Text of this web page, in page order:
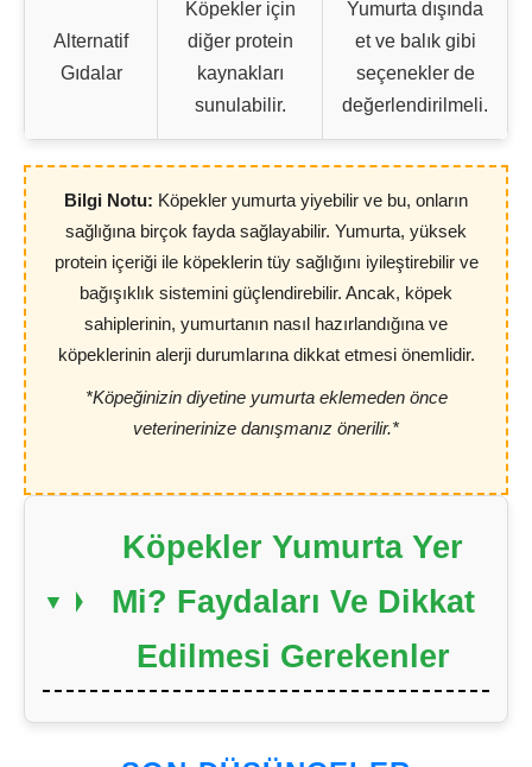
Alternatif
Gıdalar
Köpekler için
diğer protein
kaynakları
sunulabilir.
Yumurta dışında
et ve balık gibi
seçenekler de
değerlendirilmeli.
Bilgi Notu: Köpekler yumurta yiyebilir ve bu, onların
sağlığına birçok fayda sağlayabilir. Yumurta, yüksek
protein içeriği ile köpeklerin tüy sağlığını iyileştirebilir ve
bağışıklık sistemini güçlendirebilir. Ancak, köpek
sahiplerinin, yumurtanın nasıl hazırlandığına ve
köpeklerinin alerji durumlarına dikkat etmesi önemlidir.
*Köpeğinizin diyetine yumurta eklemeden önce
veterinerinize danışmanız önerilir.*
Köpekler Yumurta Yer
Mi? Faydaları Ve Dikkat
Edilmesi Gerekenler